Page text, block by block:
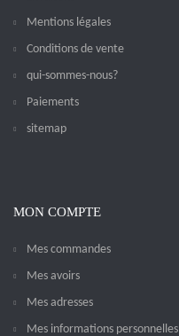
Mentions légales
Conditions de vente
qui-sommes-nous?
Paiements
sitemap
MON COMPTE
Mes commandes
Mes avoirs
Mes adresses
Mes informations personnelles